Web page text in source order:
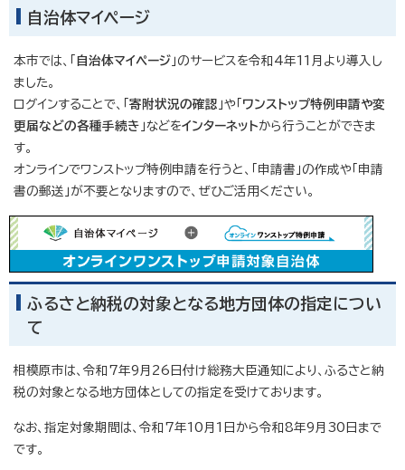
自治体マイページ
本市では、「 自治体マイページ 」のサービスを令和4年11月より導入し
ました。
ログインすることで、「 寄附状況の確認 」や「 ワンストップ特例申請や変
更届などの各種手続き 」などをインターネットから行うことができま
す。
オンラインでワンストップ特例申請を行うと、「申請書」の作成や「申請
書の郵送」が不要となりますので、ぜひご活用ください。
ふるさと納税の対象となる地方団体の指定につい
て
相模原市は、令和7年9月26日付け総務大臣通知により、ふるさと納
税の対象となる地方団体としての指定を受けております。
なお、指定対象期間は、令和7年10月1日から令和8年9月30日まで
です。